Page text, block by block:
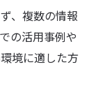
、複数の情報
の活用事例や
境に適した方